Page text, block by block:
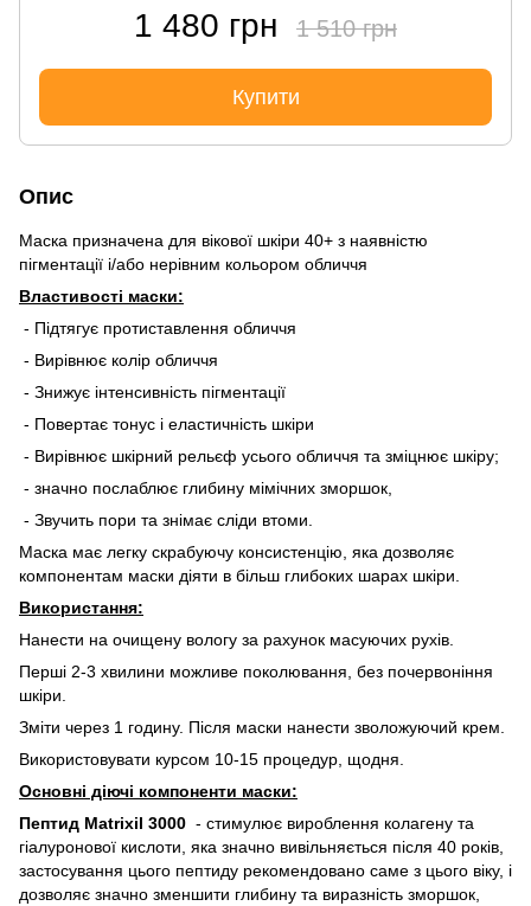
1 480 грн 1 510 грн
Купити
Опис
Маска призначена для вікової шкіри 40+ з наявністю
пігментації і/або нерівним кольором обличчя
Властивості маски:
- Підтягує протиставлення обличчя
- Вирівнює колір обличчя
- Знижує інтенсивність пігментації
- Повертає тонус і еластичність шкіри
- Вирівнює шкірний рельєф усього обличчя та зміцнює шкіру;
- значно послаблює глибину мімічних зморшок,
- Звучить пори та знімає сліди втоми.
Маска має легку скрабуючу консистенцію, яка дозволяє
компонентам маски діяти в більш глибоких шарах шкіри.
Використання:
Нанести на очищену вологу за рахунок масуючих рухів.
Перші 2-3 хвилини можливе поколювання, без почервоніння
шкіри.
Зміти через 1 годину. Після маски нанести зволожуючий крем.
Використовувати курсом 10-15 процедур, щодня.
Основні діючі компоненти маски:
Пептид Matrixil 3000 - стимулює вироблення колагену та
гіалуронової кислоти, яка значно вивільняється після 40 років,
застосування цього пептиду рекомендовано саме з цього віку, і
дозволяє значно зменшити глибину та виразність зморшок,